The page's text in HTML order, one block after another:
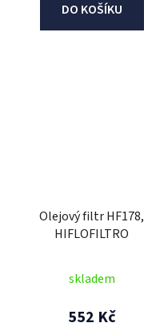
DO KOŠÍKU
Olejový filtr HF178,
HIFLOFILTRO
skladem
552 Kč